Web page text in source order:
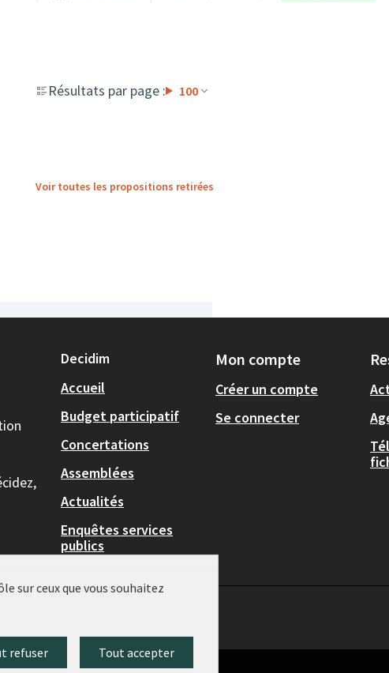
Résultats par page : 100
Voir toutes les propositions retirées
Decidim
Accueil
Budget participatif
Concertations
Assemblées
Actualités
Enquêtes services
publics
Mon compte
Créer un compte
Se connecter
sur ceux que vous souhaitez
Tout accepter
refuser